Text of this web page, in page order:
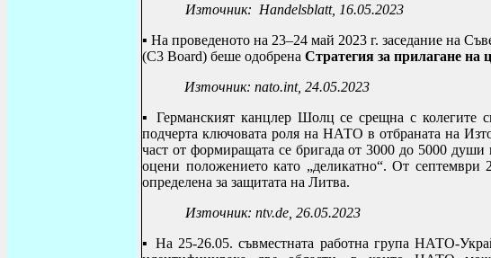
Източник: Handelsblatt, 16.05.2023
▪ На проведеното на 23–24 май 2023 г. заседание на
(C3 Board) беше одобрена Стратегия за прилагане
Източник:nato.int, 24.05.2023
▪ Германският канцлер Шолц се срещна с колегите
подчерта ключовата роля на НАТО в отбраната на
част от формиращата се бригада от 3000 до 5000
оцени положението като „деликатно“. От септември
определена за защитата на Литва.
Източник: ntv.de, 26.05.2023
▪ На 25-26.05.съвместната работна група НАТО-